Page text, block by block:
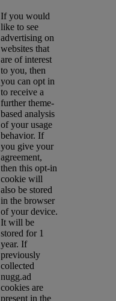
If you would
like to see
advertising on
websites that
are of interest
to you, then
you can opt in
to receive a
further theme-
based analysis
of your usage
behavior. If
you give your
agreement,
then this opt-in
cookie will
also be stored
in the browser
of your device.
It will be
stored for 1
year. If
previously
collected
nugg.ad
cookies are
present in the